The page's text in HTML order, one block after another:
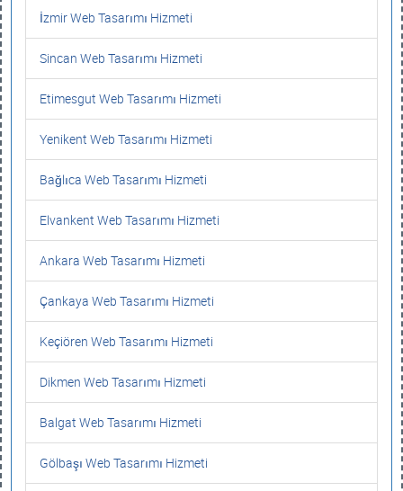
İzmir Web Tasarımı Hizmeti
Sincan Web Tasarımı Hizmeti
Etimesgut Web Tasarımı Hizmeti
Yenikent Web Tasarımı Hizmeti
Bağlıca Web Tasarımı Hizmeti
Elvankent Web Tasarımı Hizmeti
Ankara Web Tasarımı Hizmeti
Çankaya Web Tasarımı Hizmeti
Keçiören Web Tasarımı Hizmeti
Dikmen Web Tasarımı Hizmeti
Balgat Web Tasarımı Hizmeti
Gölbaşı Web Tasarımı Hizmeti